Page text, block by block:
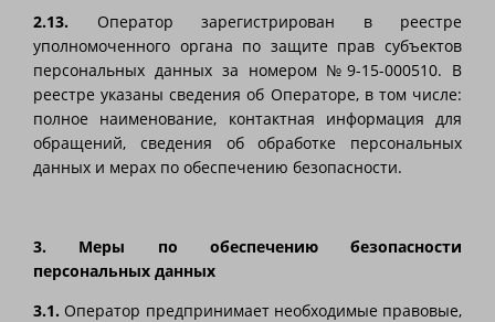
2.13. Оператор зарегистрирован в реестре
уполномоченного органа по защите прав субъектов
персональных данных за номером №9-15-000510. В
реестре указаны сведения об Операторе, в том числе:
полное наименование, контактная информация для
обращений, сведения об обработке персональных
данных и мерах по обеспечению безопасности.
3. Меры по обеспечению безопасности
персональных данных
3.1. Оператор предпринимает необходимые правовые,